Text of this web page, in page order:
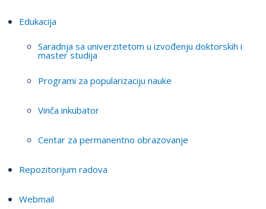
Edukacija
Saradnja sa univerzitetom u izvođenju doktorskih i
master studija
Programi za popularizaciju nauke
Vinča inkubator
Centar za permanentno obrazovanje
Repozitorijum radova
Webmail